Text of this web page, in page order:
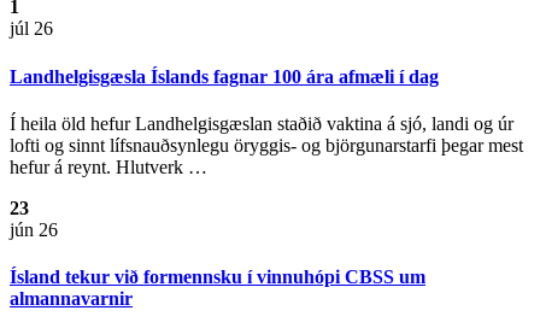
1
júl 26
Landhelgisgæsla Íslands fagnar 100 ára afmæli í dag
Í heila öld hefur Landhelgisgæslan staðið vaktina á sjó, landi og úr
lofti og sinnt lífsnauðsynlegu öryggis- og björgunarstarfi þegar mest
hefur á reynt. Hlutverk …
23
jún 26
Ísland tekur við formennsku í vinnuhópi CBSS um
almannavarnir